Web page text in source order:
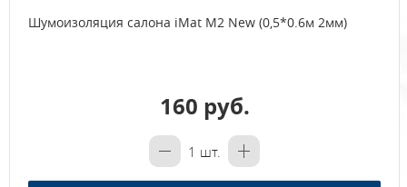
Шумоизоляция салона iMat M2 New (0,5*0.6м 2мм)
160 руб.
1 шт.